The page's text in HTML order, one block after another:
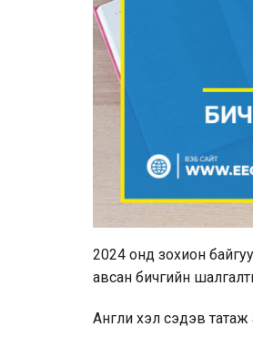
2024 онд зохион
авсан бичгийн
Англи хэл сэдэв татаж